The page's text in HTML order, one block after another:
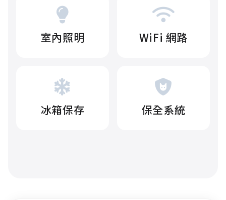
室內照明 WiFi 網路
冰箱保存 保全系統